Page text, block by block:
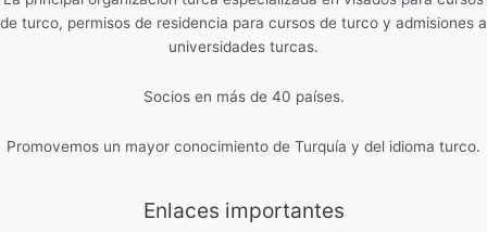
de turco, permisos de residencia para cursos de turco y admisiones a
universidades turcas.
Socios en más de 40 países.
Promovemos un mayor conocimiento de Turquía y del idioma turco.
Enlaces importantes